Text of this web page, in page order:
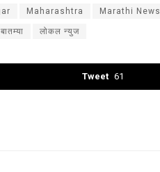
Maharashtra Marathi News
लोकल न्युज
Tweet 61